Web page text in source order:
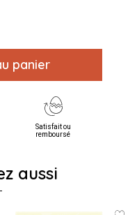
panier
Satisfait ou
remboursé
aussi